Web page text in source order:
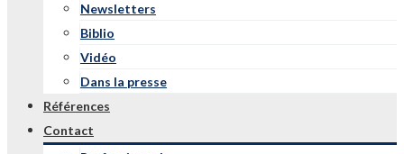
Newsletters
Biblio
Vidéo
Dans la presse
Références
Contact